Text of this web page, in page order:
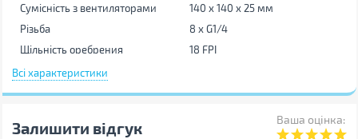
Сумісність з вентиляторами
140 x 140 x 25 мм
Різьба
8 х G1/4
Щільність оребрения
18 FPI
Габарити
Вага
1510 г
Всі характеристики
Залишити відгук Ваша оцінка: